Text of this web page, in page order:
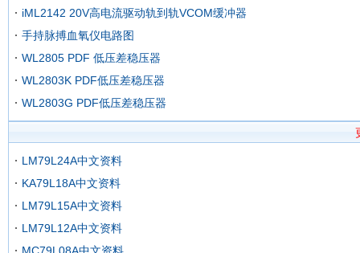
iML2142 20V高电流驱动轨到轨VCOM缓冲器
手持脉搏血氧仪电路图
WL2805 PDF 低压差稳压器
WL2803K PDF低压差稳压器
WL2803G PDF低压差稳压器
LM79L24A中文资料
KA79L18A中文资料
LM79L15A中文资料
LM79L12A中文资料